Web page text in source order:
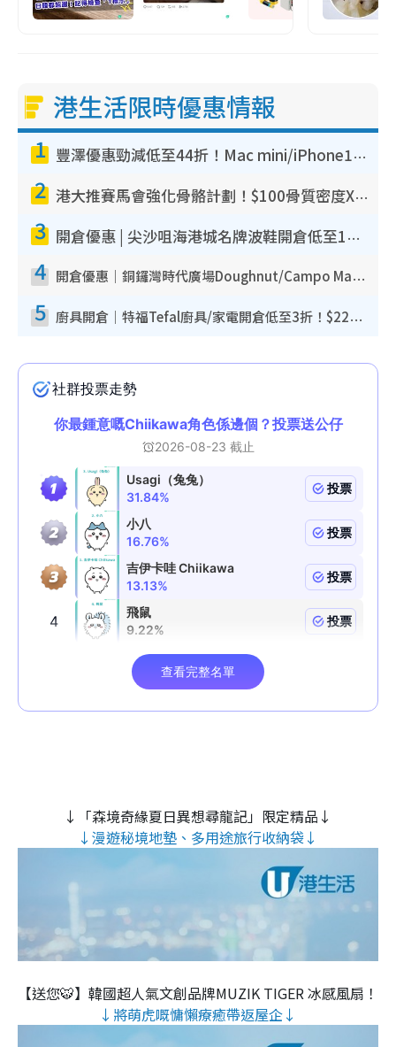
港生活限時優惠情報
1 豐澤優惠勁減低至44折！Mac mini/iPhone17Pro大減價！廚房家電$220起
2 港大推賽馬會強化骨骼計劃！$100骨質密度X光檢查 完成免費運動訓練送超市禮券！附參加資格
3 開倉優惠 | 尖沙咀海港城名牌波鞋開倉低至1折！On鞋$899起／Joy&Peace鞋履$98起
4 開倉優惠｜銅鑼灣時代廣場Doughnut/Campo Marzio開倉低至1折！背囊、書包、手袋劈價$200起
5 廚具開倉｜特福Tefal廚具/家電開倉低至3折！$220起買平底鍋/炒鑊/湯煲！電飯煲/吸塵機/燙斗$418起
↓「森境奇緣夏日異想尋龍記」限定精品↓
↓漫遊秘境地墊、多用途旅行收納袋↓
【送您🐯】韓國超人氣文創品牌MUZIK TIGER 冰感風扇！
↓將萌虎嘅慵懶療癒帶返屋企↓